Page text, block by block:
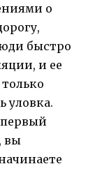
о
быстро
и ее
уловка.
вы